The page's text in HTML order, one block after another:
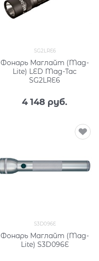
SG2LRE6
Фонарь Маглайт (Mag-
Lite) LED Mag-Tac
SG2LRE6
4 148 руб.
S3D096E
Фонарь Маглайт (Mag-
Lite) S3D096E